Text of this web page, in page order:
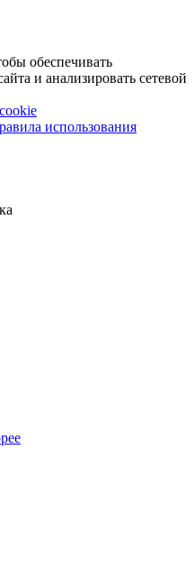
обеспечивать
и анализировать сетевой
использования